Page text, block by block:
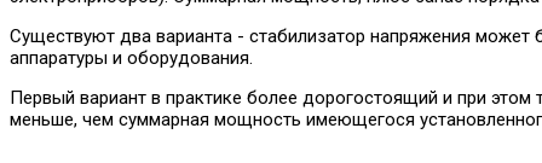
Существуют два варианта - стабилизатор напряжения
аппаратуры и оборудования.
Первый вариант в практике более дорогостоящий и при этом
меньше, чем суммарная мощность имеющегося